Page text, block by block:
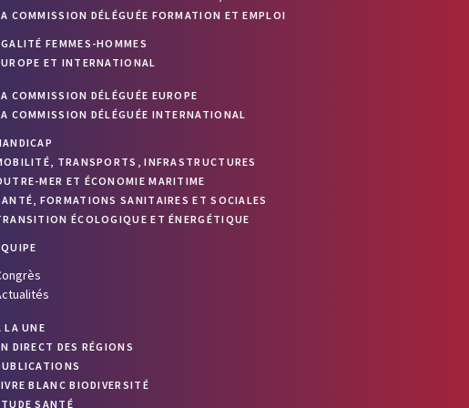
COMMISSION DÉLÉGUÉE FORMATION ET EMPLOI
FEMMES-HOMMES
ET INTERNATIONAL
COMMISSION DÉLÉGUÉE EUROPE
COMMISSION DÉLÉGUÉE INTERNATIONAL
TRANSPORTS, INFRASTRUCTURES
MER ET ÉCONOMIE MARITIME
FORMATIONS SANITAIRES ET SOCIALES
ÉCOLOGIQUE ET ÉNERGÉTIQUE
LA UNE
DIRECT DES RÉGIONS
BLANC BIODIVERSITÉ
SANTÉ